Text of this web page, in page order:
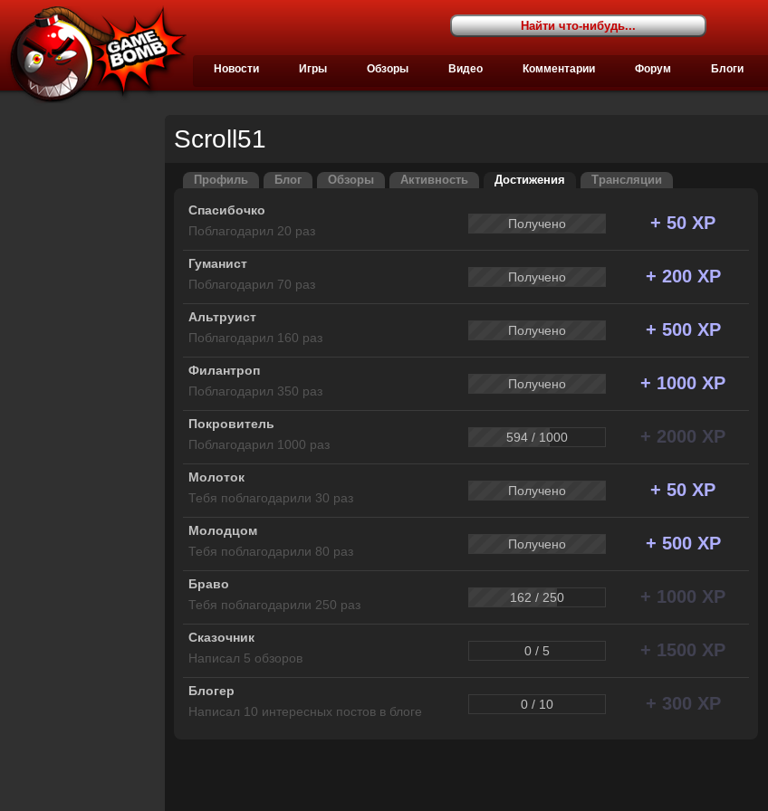
Новости Игры Обзоры Видео Комментарии Форум Блоги
Scroll51
Профиль Блог Обзоры Активность Достижения Трансляции
Спасибочко
Поблагодарил 20 раз
Получено + 50 XP
Гуманист
Поблагодарил 70 раз
Получено + 200 XP
Альтруист
Поблагодарил 160 раз
Получено + 500 XP
Филантроп
Поблагодарил 350 раз
Получено + 1000 XP
Покровитель
Поблагодарил 1000 раз
594 / 1000 + 2000 XP
Молоток
Тебя поблагодарили 30 раз
Получено + 50 XP
Молодцом
Тебя поблагодарили 80 раз
Получено + 500 XP
Браво
Тебя поблагодарили 250 раз
162 / 250 + 1000 XP
Сказочник
Написал 5 обзоров
0 / 5 + 1500 XP
Блогер
Написал 10 интересных постов в блоге
0 / 10 + 300 XP